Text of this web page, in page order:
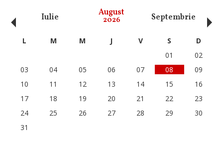
Iulie August
2026 Septembrie
‹ L M M J V S
D
01
02
03
04 05 06 07 08
09
10
11 12 13 14 15
16
17
18 19 20 21 22
23
24
25 26 27 28 29
30
31